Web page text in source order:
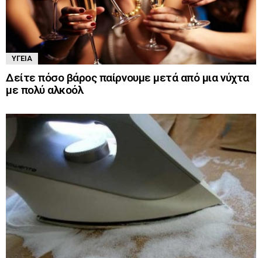
ΥΓΕΊΑ
Δείτε πόσο βάρος παίρνουμε μετά από μια νύχτα
με πολύ αλκοόλ